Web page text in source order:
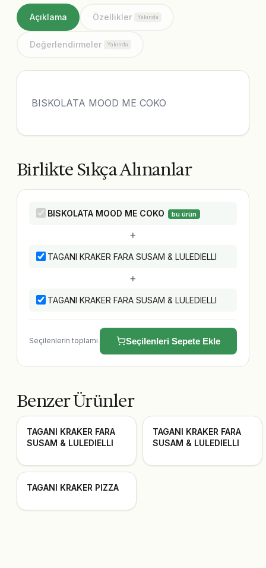
Açıklama Özellikler Yakında
Değerlendirmeler Yakında
BISKOLATA MOOD ME COKO
Birlikte Sıkça Alınanlar
BISKOLATA MOOD ME COKO bu ürün
+
TAGANI KRAKER FARA SUSAM & LULEDIELLI
+
TAGANI KRAKER FARA SUSAM & LULEDIELLI
Seçilenlerin toplamı Seçilenleri Sepete Ekle
Benzer Ürünler
TAGANI KRAKER FARA
SUSAM & LULEDIELLI
TAGANI KRAKER FARA
SUSAM & LULEDIELLI
TAGANI KRAKER PIZZA